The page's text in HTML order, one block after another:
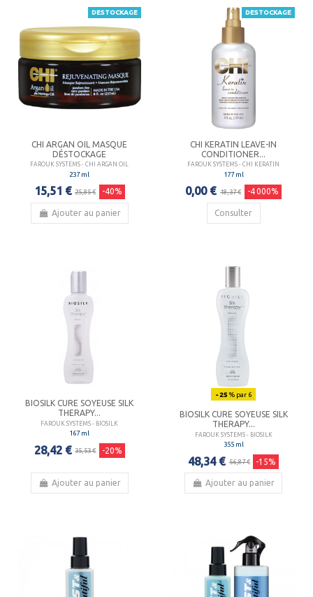
DESTOCKAGE
CHI ARGAN OIL MASQUE
DÉSTOCKAGE
FAROUK SYSTEMS - CHI ARGAN OIL
237 ml
15,51 € 25,85 € -40%
Ajouter au panier
DESTOCKAGE
CHI KERATIN LEAVE-IN
CONDITIONER...
FAROUK SYSTEMS - CHI KERATIN
177 ml
0,00 € 18,37 € -4 000%
Consulter
BIOSILK CURE SOYEUSE SILK
THERAPY...
FAROUK SYSTEMS - BIOSILK
167 ml
28,42 € 35,53 € -20%
Ajouter au panier
- 25% par 6
BIOSILK CURE SOYEUSE SILK
THERAPY...
FAROUK SYSTEMS - BIOSILK
355 ml
48,34 € 56,87 € -15%
Ajouter au panier